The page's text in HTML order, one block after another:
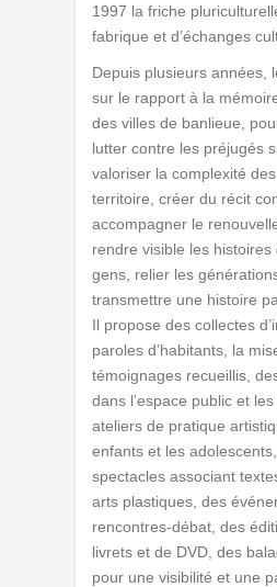
1997 la friche
fabrique et d’échanges
Depuis plusieurs années,
sur le rapport à la
des villes de banlieue,
lutter contre les préjugés
valoriser la complexité
territoire, créer du récit
accompagner le
rendre visible les
gens, relier les
transmettre une histoire
Il propose des collectes
paroles d’habitants, la
témoignages recueillis,
dans l’espace public et
ateliers de pratique
enfants et les
spectacles associant
arts plastiques, des
rencontres-débat, des
livrets et de DVD, des
pour une visibilité et une